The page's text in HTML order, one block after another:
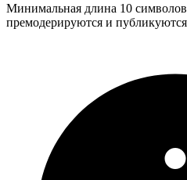
Минимальная длина 10
премодерируются и публикуются